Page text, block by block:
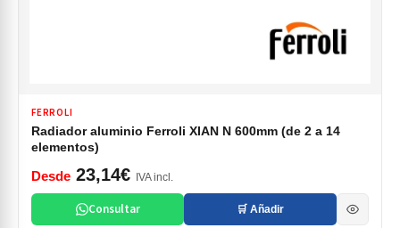
FERROLI
Radiador aluminio Ferroli XIAN N 600mm (de 2 a 14
elementos)
Desde 23,14€ IVA incl.
Consultar 🛒 Añadir